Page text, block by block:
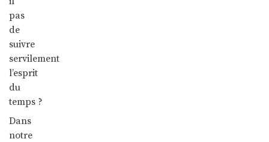
pas
de
suivre
servilement
l’esprit
du
temps ?
Dans
notre